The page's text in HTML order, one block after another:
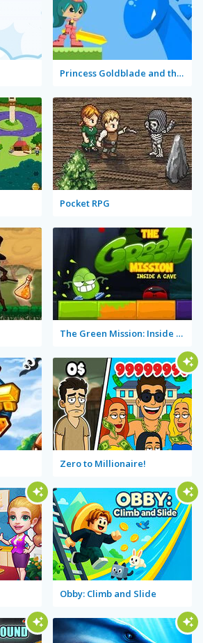
Princess Goldblade and the Dangerous Water
Pocket RPG
The Green Mission: Inside a Cave
Zero to Millionaire!
Obby: Climb and Slide